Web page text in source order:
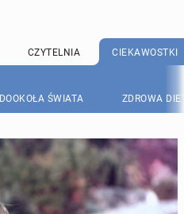
CZYTELNIA CIEKAWOSTKI
DOOKOŁA ŚWIATA ZDROWA